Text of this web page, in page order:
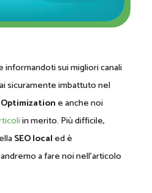
informandoti sui migliori canali
sicuramente imbattuto nel
e anche noi
in merito. Più difficile,
SEO local ed è
a fare noi nell’articolo